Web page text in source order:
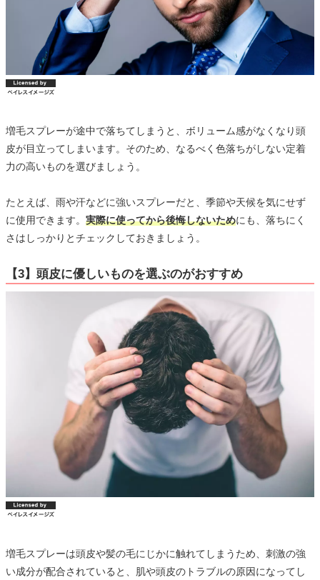
増毛スプレーが途中で落ちてしまうと、ボリューム感がなくなり頭
皮が目立ってしまいます。そのため、なるべく色落ちがしない定着
力の高いものを選びましょう。
たとえば、雨や汗などに強いスプレーだと、季節や天候を気にせず
に使用できます。 実際に使ってから後悔しないためにも、落ちにく
さはしっかりとチェックしておきましょう。
【3】頭皮に優しいものを選ぶのがおすすめ
増毛スプレーは頭皮や髪の毛にじかに触れてしまうため、刺激の強
い成分が配合されていると、肌や頭皮のトラブルの原因になってし